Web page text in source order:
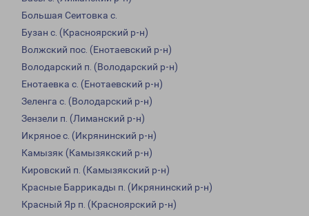
Большая Сеитовка с.
Бузан с. (Красноярский р-н)
Волжский пос. (Енотаевский р-н)
Володарский п. (Володарский р-н)
Енотаевка с. (Енотаевский р-н)
Зеленга с. (Володарский р-н)
Зензели п. (Лиманский р-н)
Икряное с. (Икрянинский р-н)
Камызяк (Камызякский р-н)
Кировский п. (Камызякский р-н)
Красные Баррикады п. (Икрянинский р-н)
Красный Яр п. (Красноярский р-н)